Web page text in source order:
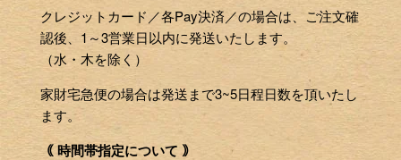
クレジットカード／各Pay決済／の場合は、ご注文確
認後、1～3営業日以内に発送いたします。
（水・木を除く）
家財宅急便の場合は発送まで3~5日程日数を頂いたし
ます。
｟ 時間帯指定について ｠